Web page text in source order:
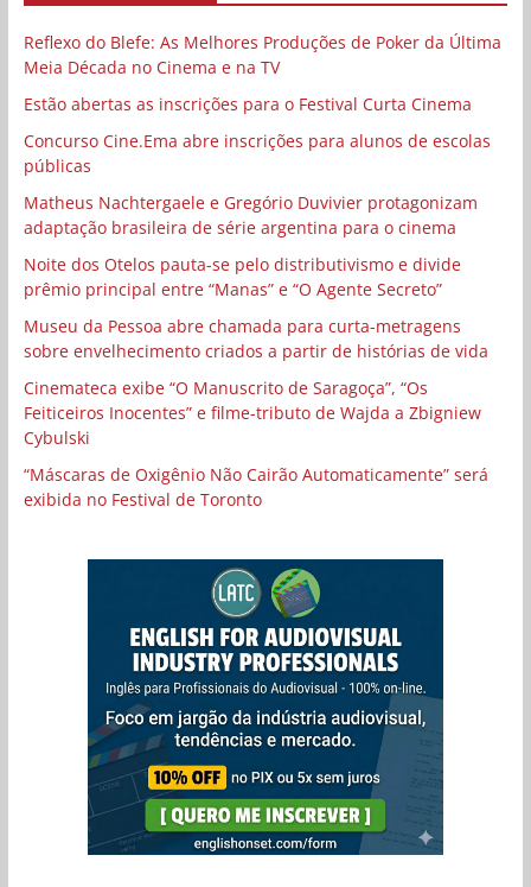
Reflexo do Blefe: As Melhores Produções de Poker da Última
Meia Década no Cinema e na TV
Estão abertas as inscrições para o Festival Curta Cinema
Concurso Cine.Ema abre inscrições para alunos de escolas
públicas
Matheus Nachtergaele e Gregório Duvivier protagonizam
adaptação brasileira de série argentina para o cinema
Noite dos Otelos pauta-se pelo distributivismo e divide
prêmio principal entre “Manas” e “O Agente Secreto”
Museu da Pessoa abre chamada para curta-metragens
sobre envelhecimento criados a partir de histórias de vida
Cinemateca exibe “O Manuscrito de Saragoça”, “Os
Feiticeiros Inocentes” e filme-tributo de Wajda a Zbigniew
Cybulski
“Máscaras de Oxigênio Não Cairão Automaticamente” será
exibida no Festival de Toronto